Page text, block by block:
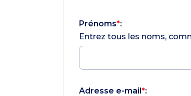
Prénoms*:
Entrez tous les noms,
Adresse e-mail*: